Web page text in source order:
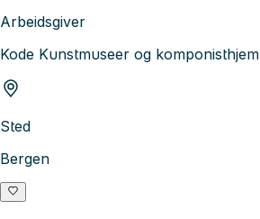
Arbeidsgiver
Kode Kunstmuseer og komponisthjem
Sted
Bergen